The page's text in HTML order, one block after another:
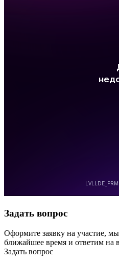
Задать вопрос
Оформите заявку на участие,
ближайшее время и ответим на
Задать вопрос